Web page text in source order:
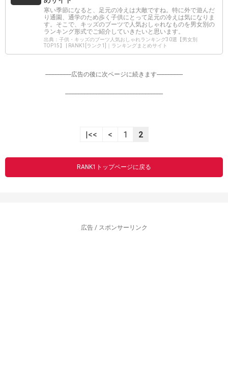
寒い季節になると、足元の冷えは大敵ですね。特に外で遊んだ
り通園、通学のため歩く子供にとって足元の冷えは気になりま
す。そこで、キッズのブーツで人気おしゃれなものを男女別の
ランキング形式でご紹介していきたいと思います。
出典：子供・キッズのブーツ人気おしゃれランキング30選【男女別
TOP15】 | RANK1[ランク1]｜ランキングまとめサイト
-----------------広告の後に次ページに続きます-----------------
----------------------------------------------------------------
|<< < 1 2
RANK1トップページに戻る
広告 / スポンサーリンク